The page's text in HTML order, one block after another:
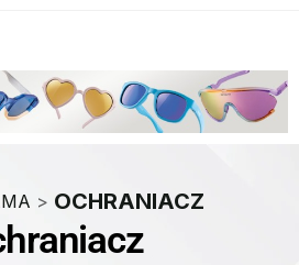
> OCHRANIACZ